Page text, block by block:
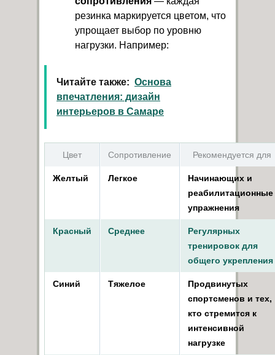
резинка маркируется цветом, что
упрощает выбор по уровню
нагрузки. Например:
Читайте также: Основа
впечатления: дизайн
интерьеров в Самаре
Цвет Сопротивление Рекомендуется для
Желтый Легкое
Начинающих и
реабилитационные
упражнения
Красный Среднее
Регулярных
тренировок для
общего укрепления
Синий Тяжелое
Продвинутых
спортсменов и тех,
кто стремится к
интенсивной
нагрузке